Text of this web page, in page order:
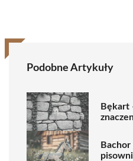
Podobne Artykuły
Bękart
Bachor